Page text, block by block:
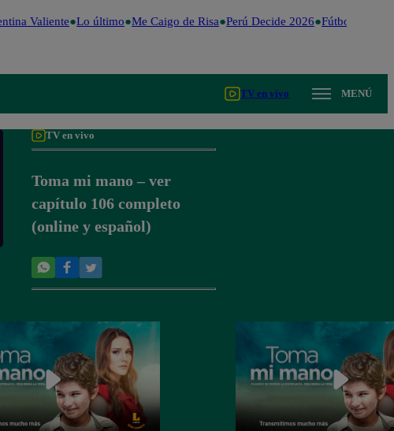
Valiente Lo último Me Caigo de Risa Perú Decide 2026 Fútbol peruano
TV en vivo MENÚ
TV en vivo
Toma mi mano – ver
capítulo 106 completo
(online y español)